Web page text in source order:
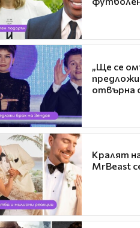
„Ще се
предложи
отвърна
Кралят
MrBeast